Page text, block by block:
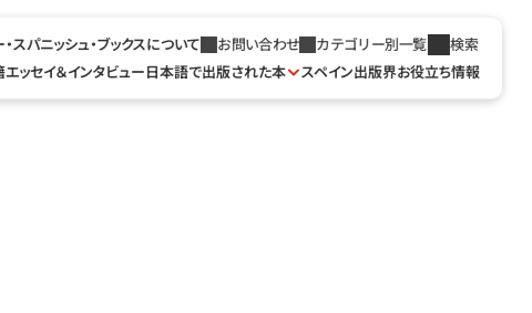
スパニッシュ・ブックスについて お問い合わせ カテゴリー別一覧
検索
エッセイ＆インタビュー日本語で出版された本 スペイン出版界お役立ち情報